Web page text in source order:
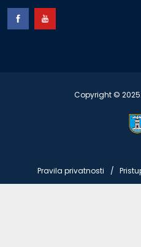
Copyright © 2025.
Pravila privatnosti